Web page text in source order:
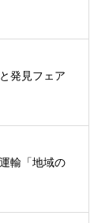
発見フェア
輸「地域の